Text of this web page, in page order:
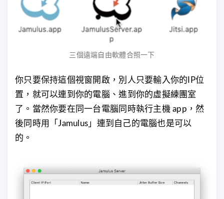
三個遠端自由軟體合照一下
你只要保持這個視窗開啟，別人只要輸入你的IP位
置，就可以連到你的電腦、進到你的虛擬練團室
了。當然你要在同一台電腦同時執行主機 app，然
後同時用「Jamulus」連到自己的電腦也是可以
的。